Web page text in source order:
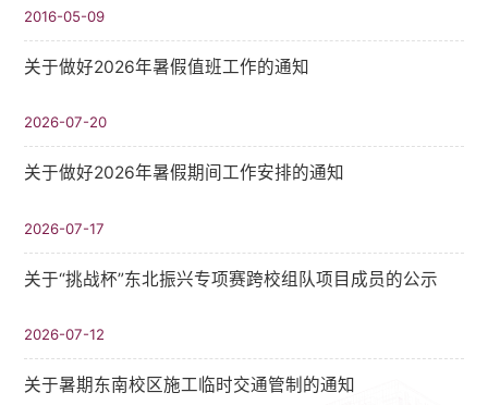
2016-05-09
关于做好2026年暑假值班工作的通知
2026-07-20
关于做好2026年暑假期间工作安排的通知
2026-07-17
关于“挑战杯”东北振兴专项赛跨校组队项目成员的公示
2026-07-12
关于暑期东南校区施工临时交通管制的通知